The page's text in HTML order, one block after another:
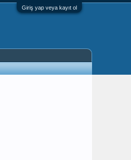
Giriş yap veya kayıt ol